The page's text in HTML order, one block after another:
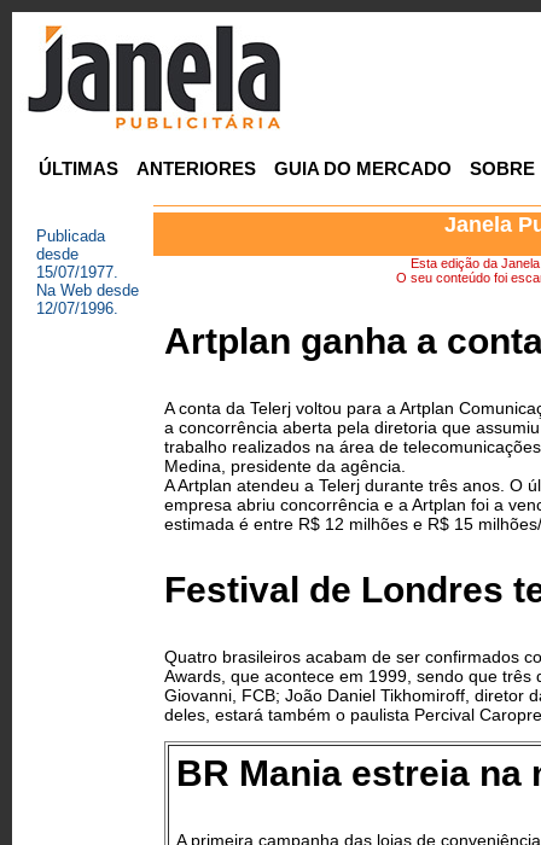
ÚLTIMAS ANTERIORES GUIA DO MERCADO SOBRE
Publicada
desde
15/07/1977.
Na Web desde
12/07/1996.
Janela
Esta edição da
O seu conteúdo foi
Artplan ganha a
A conta da Telerj voltou para a Artplan
a concorrência aberta pela diretoria que
trabalho realizados na área de
Medina, presidente da agência.
A Artplan atendeu a Telerj durante três anos. O
empresa abriu concorrência e a Artplan foi a
estimada é entre R$ 12 milhões e R$ 15
Festival de Londres
Quatro brasileiros acabam de ser confirmados
Awards, que acontece em 1999, sendo que
Giovanni, FCB; João Daniel Tikhomiroff, diretor
deles, estará também o paulista Percival
BR Mania estreia na
A primeira campanha das lojas de